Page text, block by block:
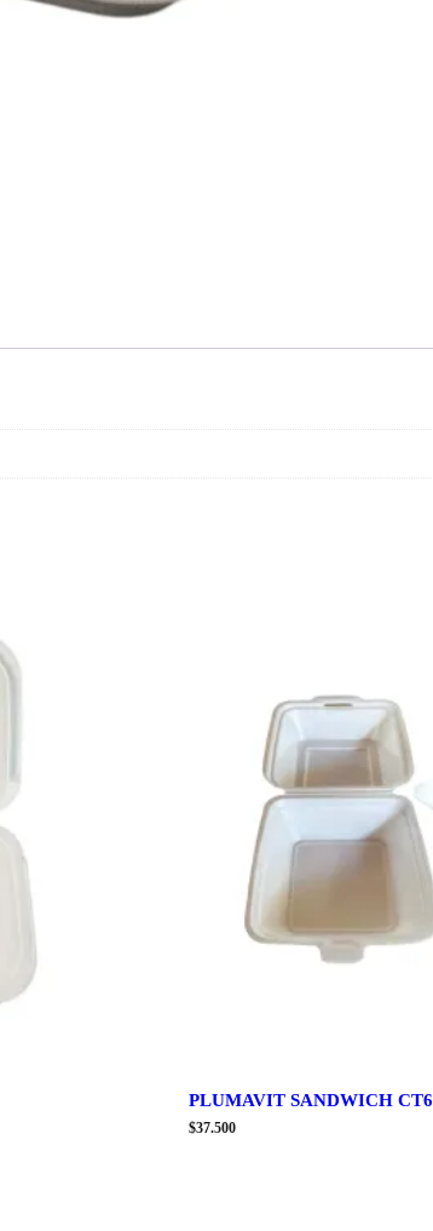
PLUMAVIT SANDWICH CT6
$37.500